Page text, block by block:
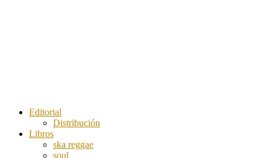
Editorial
Distribución
Libros
ska reggae
soul